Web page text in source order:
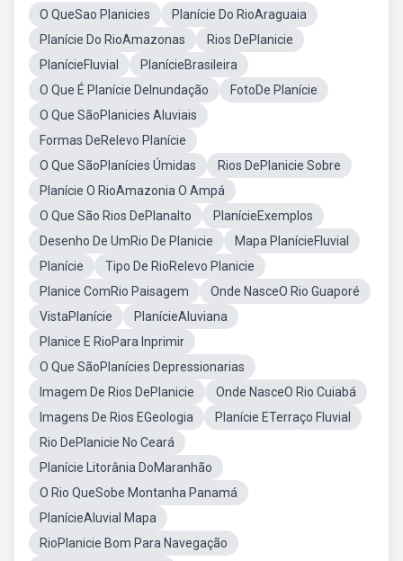
O QueSao Planicies
Planície Do RioAraguaia
Planície Do RioAmazonas
Rios DePlanicie
PlanícieFluvial
PlanícieBrasileira
O Que É Planície DeInundação
FotoDe Planície
O Que SãoPlanicies Aluviais
Formas DeRelevo Planície
O Que SãoPlanícies Úmidas
Rios DePlanicie Sobre
Planície O RioAmazonia O Ampá
O Que São Rios DePlanalto
PlanícieExemplos
Desenho De UmRio De Planicie
Mapa PlanícieFluvial
Planície
Tipo De RioRelevo Planicie
Planice ComRio Paisagem
Onde NasceO Rio Guaporé
VistaPlanície
PlanícieAluviana
Planice E RioPara Inprimir
O Que SãoPlanícies Depressionarias
Imagem De Rios DePlanicie
Onde NasceO Rio Cuiabá
Imagens De Rios EGeologia
Planície ETerraço Fluvial
Rio DePlanicie No Ceará
Planície Litorânia DoMaranhão
O Rio QueSobe Montanha Panamá
PlanícieAluvial Mapa
RioPlanicie Bom Para Navegação